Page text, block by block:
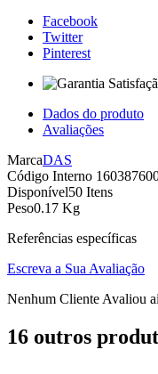
Facebook
Twitter
Pinterest
Dados do produto
Avaliações
MarcaDAS
Código Interno
Disponível50 Itens
Peso0.17 Kg
Referências específicas
Escreva a Sua Avaliação
Nenhum Cliente Avaliou
16 outros